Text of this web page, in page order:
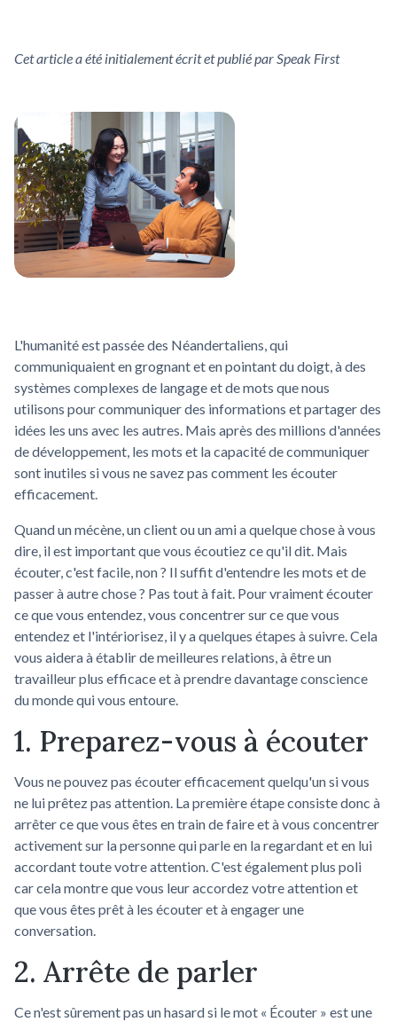
Cet article a été initialement écrit et publié par Speak First
L'humanité est passée des Néandertaliens, qui
communiquaient en grognant et en pointant du doigt, à des
systèmes complexes de langage et de mots que nous
utilisons pour communiquer des informations et partager des
idées les uns avec les autres. Mais après des millions d'années
de développement, les mots et la capacité de communiquer
sont inutiles si vous ne savez pas comment les écouter
efficacement.
Quand un mécène, un client ou un ami a quelque chose à vous
dire, il est important que vous écoutiez ce qu'il dit. Mais
écouter, c'est facile, non ? Il suffit d'entendre les mots et de
passer à autre chose ? Pas tout à fait. Pour vraiment écouter
ce que vous entendez, vous concentrer sur ce que vous
entendez et l'intériorisez, il y a quelques étapes à suivre. Cela
vous aidera à établir de meilleures relations, à être un
travailleur plus efficace et à prendre davantage conscience
du monde qui vous entoure.
1. Preparez-vous à écouter
Vous ne pouvez pas écouter efficacement quelqu'un si vous
ne lui prêtez pas attention. La première étape consiste donc à
arrêter ce que vous êtes en train de faire et à vous concentrer
activement sur la personne qui parle en la regardant et en lui
accordant toute votre attention. C'est également plus poli
car cela montre que vous leur accordez votre attention et
que vous êtes prêt à les écouter et à engager une
conversation.
2. Arrête de parler
Ce n'est sûrement pas un hasard si le mot « Écouter » est une